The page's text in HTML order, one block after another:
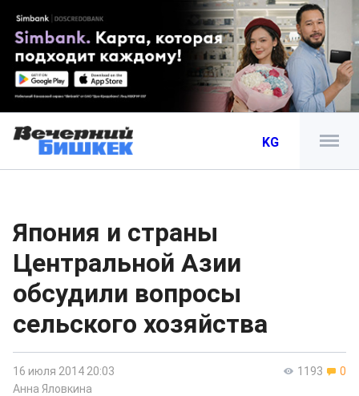
KG
Япония и страны
Центральной Азии
обсудили вопросы
сельского хозяйства
1193 0
16 июля 2014 20:03
Анна Яловкина